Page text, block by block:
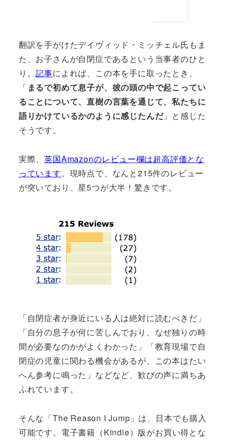
翻訳を手がけたデイヴィッド・ミッチェル氏もま
た、お子さんが自閉症であるという当事者のひと
り。記事によれば、この本を手に取ったとき、
「 まるで初めて息子が、彼の頭の中で起こってい
ることについて、直樹の言葉を通じて、私たちに
語りかけているかのように感じたんだ」と感じた
そうです。
実際、英国Amazonのレビュー欄は超高評価とな
っています。現時点で、なんと215件のレビュー
が突いており、星5つが大半！驚きです。
「自閉症者が身近にいる人は絶対に読むべきだ」
「自分の息子が何に苦しんでおり、なぜ独りの時
間が必要なのかがよくわかった」「教育現場で自
閉症の児童に関わる機会があるが、この本はたい
へん参考に鳴った」などなど、歓びの声に満ちあ
ふれています。
そんな「The Reason I Jump」は、日本でも購入
可能です。電子書籍（Kindle）版がお買い得とな